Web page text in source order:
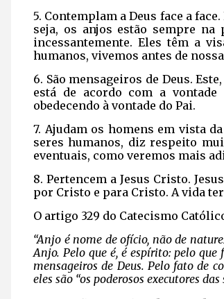
5. Contemplam a Deus face a
seja, os anjos estão sempre na
incessantemente. Eles têm a
humanos, vivemos antes de
6. São mensageiros de Deus.
está de acordo com a
obedecendo à vontade do Pai.
7. Ajudam os homens em vista
seres humanos, diz respeito
eventuais, como veremos mais
8. Pertencem a Jesus Cristo.
por Cristo e para Cristo. A vida
O artigo 329 do Catecismo
“Anjo é nome de ofício, não de
Anjo. Pelo que é, é espírito: pelo que
mensageiros de Deus. Pelo fato de
eles são “os poderosos executores